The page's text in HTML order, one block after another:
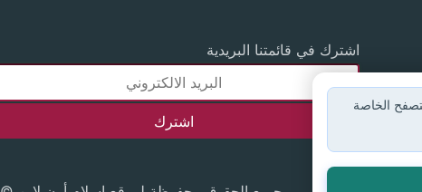
اشترك في قائمتنا البريدية
الخاصة